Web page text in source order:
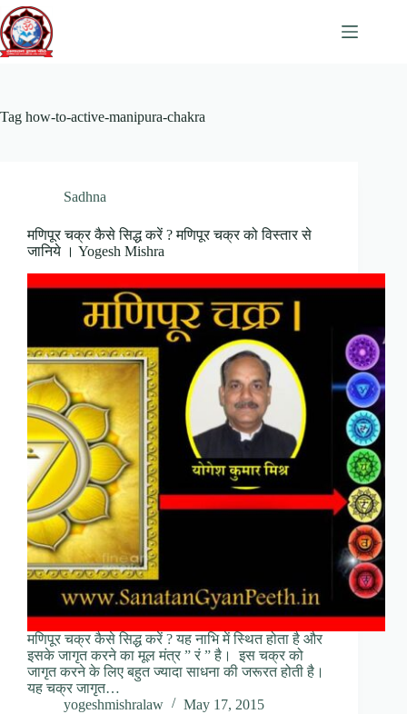
Skip
to
content
Tag how-to-active-manipura-chakra
Sadhna
मणिपूर चक्र कैसे सिद्ध करें ? मणिपूर चक्र को विस्तार से
जानिये । Yogesh Mishra
मणिपूर चक्र कैसे सिद्ध करें ? यह नाभि में स्थित होता है और
इसके जागृत करने का मूल मंत्र ” रं ” है। इस चक्र को
जागृत करने के लिए बहुत ज्यादा साधना की जरूरत होती है।
यह चक्र जागृत…
yogeshmishralaw
May 17, 2015